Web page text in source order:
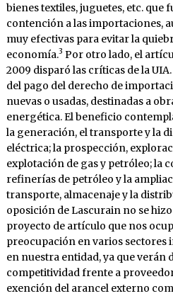
bienes textiles, juguetes, etc.
contención a las importaciones,
muy efectivas para evitar la
economía.3 Por otro lado, el
2009 disparó las críticas de la
del pago del derecho de
nuevas o usadas, destinadas a
energética. El beneficio
la generación, el transporte y la
eléctrica; la prospección,
explotación de gas y petróleo; la
refinerías de petróleo y la
transporte, almacenaje y la
oposición de Lascurain no se
proyecto de artículo que nos
preocupación en varios sectores
en nuestra entidad, ya que verán
competitividad frente a
exención del arancel externo